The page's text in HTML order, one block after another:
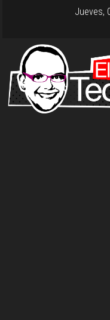
Jueves,